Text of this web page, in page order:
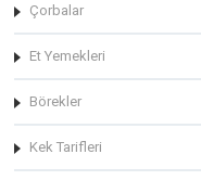
Çorbalar
Et Yemekleri
Börekler
Kek Tarifleri